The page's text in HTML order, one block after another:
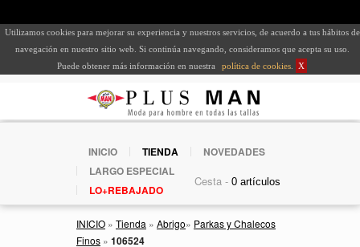
Utilizamos cookies para mejorar su experiencia y nuestros servicios, de acuerdo a tus hábitos de
navegación en nuestro sitio web. Si continúa navegando, consideramos que acepta su uso.
Puede obtener más información en nuestra
política de cookies X
INICIO TIENDA
NOVEDADES
LARGO ESPECIAL
LO+REBAJADO
Cesta -
INICIO » Tienda » Abrigo» Parkas y Chalecos
Finos » 106524